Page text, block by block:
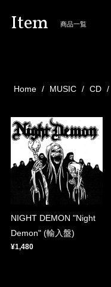
Item 商品一覧
Home MUSIC CD
NIGHT DEMON "Night
Demon" (輸入盤)
¥1,480